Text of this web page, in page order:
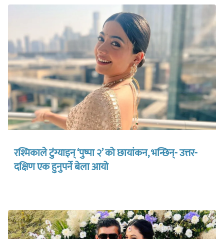
रश्मिकाले टुंग्याइन् ‘पुष्पा २’ को छायांकन, भन्छिन्- उत्तर-
दक्षिण एक हुनुपर्ने बेला आयो